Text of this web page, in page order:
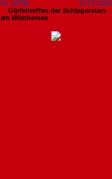
Nr. 18758
13.07.2026
Gipfeltreffen der Schlagerstars
am Wörthersee